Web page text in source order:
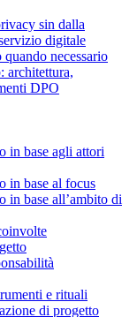
sin dalla
digitale
necessario
architettura,
DPO
in base agli attori
in base al focus
in base all’ambito di
e rituali
di progetto